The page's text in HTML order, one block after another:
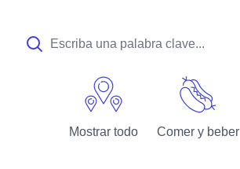
Mostrar todo Comer y beber